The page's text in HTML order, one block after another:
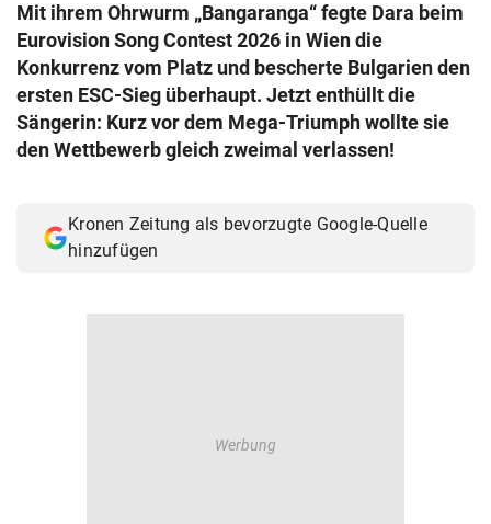
Mit ihrem Ohrwurm „Bangaranga“ fegte Dara beim
Eurovision Song Contest 2026 in Wien die
Konkurrenz vom Platz und bescherte Bulgarien den
ersten ESC-Sieg überhaupt. Jetzt enthüllt die
Sängerin: Kurz vor dem Mega-Triumph wollte sie
den Wettbewerb gleich zweimal verlassen!
Kronen Zeitung als bevorzugte Google-Quelle
hinzufügen